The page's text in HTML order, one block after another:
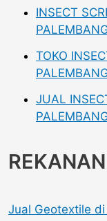
INSECT
TOKO
JUAL
Jual Geotextile